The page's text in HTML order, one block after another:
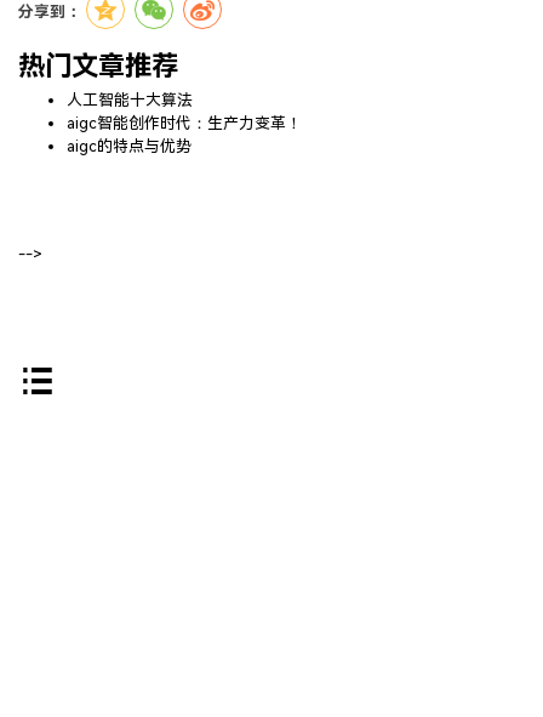
分享到：
热门文章推荐
人工智能十大算法
aigc智能创作时代：生产力变革！
aigc的特点与优势
-->